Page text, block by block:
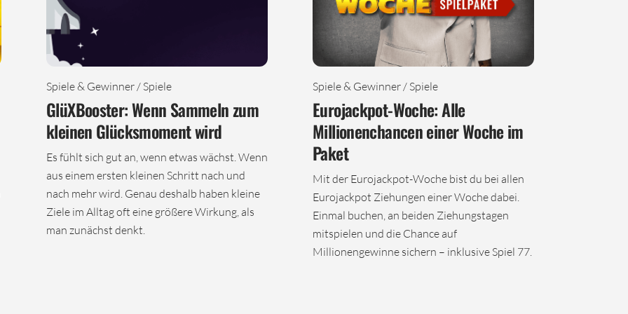
Spiele & Gewinner / Spiele
GlüXBooster: Wenn Sammeln zum
kleinen Glücksmoment wird
Es fühlt sich gut an, wenn etwas wächst. Wenn
aus einem ersten kleinen Schritt nach und
nach mehr wird. Genau deshalb haben kleine
Ziele im Alltag oft eine größere Wirkung, als
man zunächst denkt.
Spiele & Gewinner / Spiele
Eurojackpot-Woche: Alle
Millionenchancen einer Woche im
Paket
Mit der Eurojackpot-Woche bist du bei allen
Eurojackpot Ziehungen einer Woche dabei.
Einmal buchen, an beiden Ziehungstagen
mitspielen und die Chance auf
Millionengewinne sichern – inklusive Spiel 77.